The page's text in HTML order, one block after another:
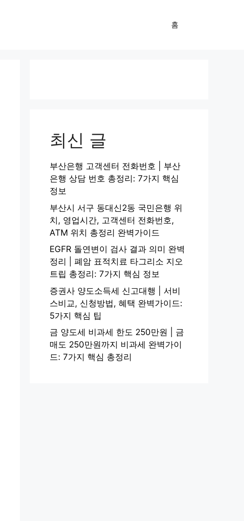
홈
최신 글
부산은행 고객센터 전화번호 | 부산
은행 상담 번호 총정리: 7가지 핵심
정보
부산시 서구 동대신2동 국민은행 위
치, 영업시간, 고객센터 전화번호,
ATM 위치 총정리 완벽가이드
EGFR 돌연변이 검사 결과 의미 완벽
정리 | 폐암 표적치료 타그리소 지오
트립 총정리: 7가지 핵심 정보
증권사 양도소득세 신고대행 | 서비
스비교, 신청방법, 혜택 완벽가이드:
5가지 핵심 팁
금 양도세 비과세 한도 250만원 | 금
매도 250만원까지 비과세 완벽가이
드: 7가지 핵심 총정리